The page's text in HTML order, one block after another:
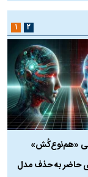
«هم‌نوع‌کُش»
حاضر به حذف مدل
۱ ۲